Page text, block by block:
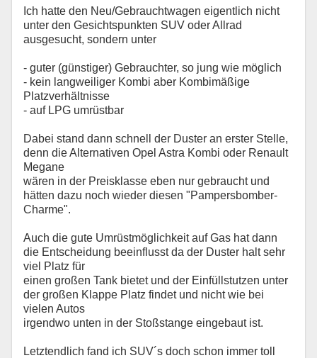
Ich hatte den Neu/Gebrauchtwagen eigentlich nicht
unter den Gesichtspunkten SUV oder Allrad
ausgesucht, sondern unter
- guter (günstiger) Gebrauchter, so jung wie möglich
- kein langweiliger Kombi aber Kombimäßige
Platzverhältnisse
- auf LPG umrüstbar
Dabei stand dann schnell der Duster an erster Stelle,
denn die Alternativen Opel Astra Kombi oder Renault
Megane
wären in der Preisklasse eben nur gebraucht und
hätten dazu noch wieder diesen "Pampersbomber-
Charme".
Auch die gute Umrüstmöglichkeit auf Gas hat dann
die Entscheidung beeinflusst da der Duster halt sehr
viel Platz für
einen großen Tank bietet und der Einfüllstutzen unter
der großen Klappe Platz findet und nicht wie bei
vielen Autos
irgendwo unten in der Stoßstange eingebaut ist.
Letztendlich fand ich SUV´s doch schon immer toll